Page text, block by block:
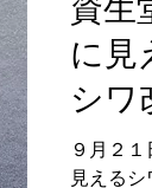
に見
シワ
９月２
見える